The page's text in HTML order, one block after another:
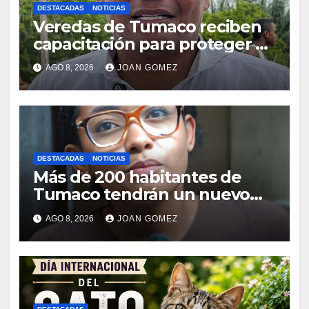
DESTACADAS NOTICIAS
Veredas de Tumaco reciben
capacitación para proteger el
ambiente
AGO 8, 2026 JOAN GOMEZ
DESTACADAS NOTICIAS
Más de 200 habitantes de
Tumaco tendrán un nuevo
puente palafítico
AGO 8, 2026 JOAN GOMEZ